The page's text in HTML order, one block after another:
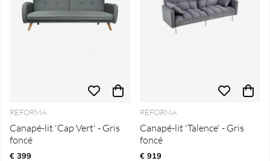
REFORMA
Canapé-lit 'Cap Vert' - Gris
foncé
€ 399
REFORMA
Canapé-lit 'Talence' - Gris
foncé
€ 919